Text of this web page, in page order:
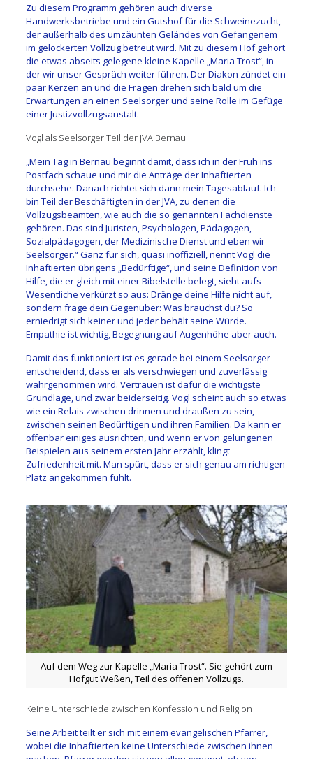
Zu diesem Programm gehören auch diverse
Handwerksbetriebe und ein Gutshof für die Schweinezucht,
der außerhalb des umzäunten Geländes von Gefangenem
im gelockerten Vollzug betreut wird. Mit zu diesem Hof gehört
die etwas abseits gelegene kleine Kapelle „Maria Trost“, in
der wir unser Gespräch weiter führen. Der Diakon zündet ein
paar Kerzen an und die Fragen drehen sich bald um die
Erwartungen an einen Seelsorger und seine Rolle im Gefüge
einer Justizvollzugsanstalt.
Vogl als Seelsorger Teil der JVA Bernau
„Mein Tag in Bernau beginnt damit, dass ich in der Früh ins
Postfach schaue und mir die Anträge der Inhaftierten
durchsehe. Danach richtet sich dann mein Tagesablauf. Ich
bin Teil der Beschäftigten in der JVA, zu denen die
Vollzugsbeamten, wie auch die so genannten Fachdienste
gehören. Das sind Juristen, Psychologen, Pädagogen,
Sozialpädagogen, der Medizinische Dienst und eben wir
Seelsorger.“ Ganz für sich, quasi inoffiziell, nennt Vogl die
Inhaftierten übrigens „Bedürftige“, und seine Definition von
Hilfe, die er gleich mit einer Bibelstelle belegt, sieht aufs
Wesentliche verkürzt so aus: Dränge deine Hilfe nicht auf,
sondern frage dein Gegenüber: Was brauchst du? So
erniedrigt sich keiner und jeder behält seine Würde.
Empathie ist wichtig, Begegnung auf Augenhöhe aber auch.
Damit das funktioniert ist es gerade bei einem Seelsorger
entscheidend, dass er als verschwiegen und zuverlässig
wahrgenommen wird. Vertrauen ist dafür die wichtigste
Grundlage, und zwar beiderseitig. Vogl scheint auch so etwas
wie ein Relais zwischen drinnen und draußen zu sein,
zwischen seinen Bedürftigen und ihren Familien. Da kann er
offenbar einiges ausrichten, und wenn er von gelungenen
Beispielen aus seinem ersten Jahr erzählt, klingt
Zufriedenheit mit. Man spürt, dass er sich genau am richtigen
Platz angekommen fühlt.
Auf dem Weg zur Kapelle „Maria Trost“. Sie gehört zum
Hofgut Weßen, Teil des offenen Vollzugs.
Keine Unterschiede zwischen Konfession und Religion
Seine Arbeit teilt er sich mit einem evangelischen Pfarrer,
wobei die Inhaftierten keine Unterschiede zwischen ihnen